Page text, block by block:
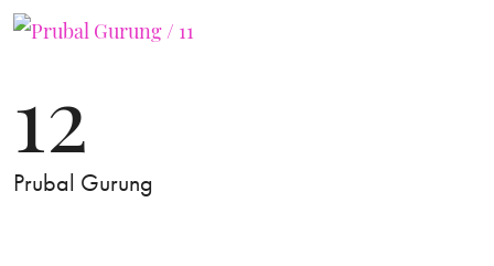
12
Prubal Gurung